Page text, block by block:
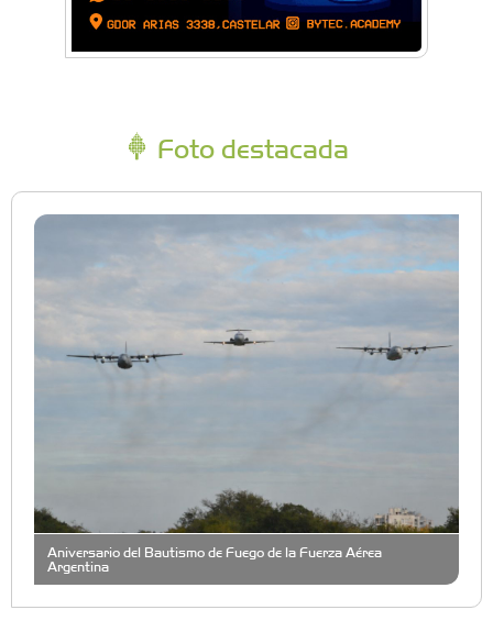
Foto destacada
Aniversario del Bautismo de Fuego de la Fuerza Aérea
Argentina